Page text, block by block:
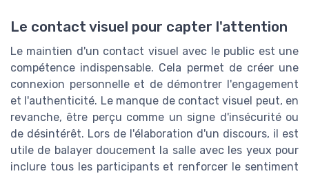
Le contact visuel pour capter l'attention
Le maintien d'un contact visuel avec le public est une
compétence indispensable. Cela permet de créer une
connexion personnelle et de démontrer l'engagement
et l'authenticité. Le manque de contact visuel peut, en
revanche, être perçu comme un signe d'insécurité ou
de désintérêt. Lors de l'élaboration d'un discours, il est
utile de balayer doucement la salle avec les yeux pour
inclure tous les participants et renforcer le sentiment